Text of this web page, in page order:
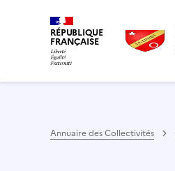
RÉPUBLIQUE
FRANÇAISE
Annuaire des Collectivités